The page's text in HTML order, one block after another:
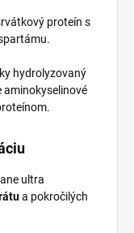
proteín s
hydrolyzovaný
aminokyselinové
ultra
a pokročilých